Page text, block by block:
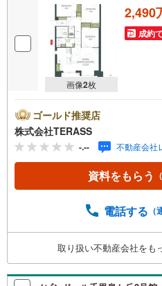
画像2枚
2,490
成約
ゴールド推奨店
株式会社TERASS
-.-- 不動産会社
資料をもらう
電話する （
取り扱い不動産会社をも